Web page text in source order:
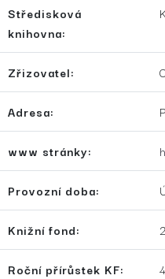
Středisková
knihovna:
Zřizovatel:
Adresa:
www stránky:
Provozní doba:
Knižní fond:
Roční přírůstek KF: